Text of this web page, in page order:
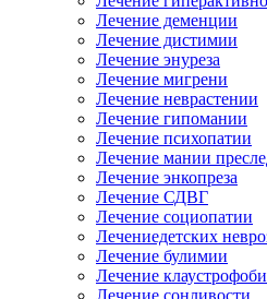
Лечение деменции
Лечение дистимии
Лечение энуреза
Лечение мигрени
Лечение неврастении
Лечение гипомании
Лечение психопатии
Лечение мании
Лечение энкопреза
Лечение СДВГ
Лечение социопатии
Лечениедетских
Лечение булимии
Лечение
Лечение сонливости